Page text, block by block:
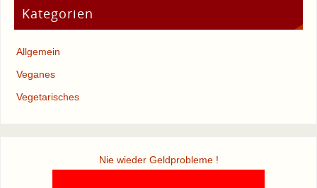
Kategorien
Allgemein
Veganes
Vegetarisches
Nie wieder Geldprobleme !